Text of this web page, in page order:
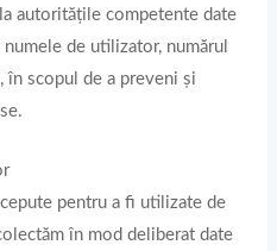
autoritățile competente date
de utilizator, numărul
în scopul de a preveni și
pentru a fi utilizate de
în mod deliberat date